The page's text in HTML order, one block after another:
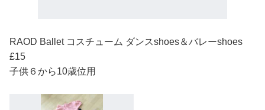
RAOD Ballet コスチューム ダンスshoes＆バレーshoes
£15
子供６から10歳位用